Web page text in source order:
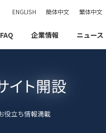
ENGLISH 簡体中文 繁体中文
FAQ 企業情報
ニュース